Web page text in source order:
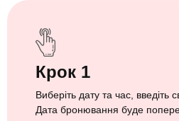
Крок 1
Виберіть дату та час, введіть
Дата бронювання буде